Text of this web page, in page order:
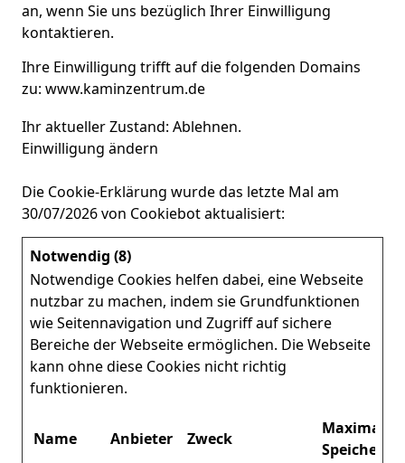
an, wenn Sie uns bezüglich Ihrer Einwilligung
kontaktieren.
Ihre Einwilligung trifft auf die folgenden Domains
zu: www.kaminzentrum.de
Ihr aktueller Zustand: Ablehnen.
Einwilligung ändern
Die Cookie-Erklärung wurde das letzte Mal am
30/07/2026 von Cookiebotaktualisiert:
Notwendig (8)
Notwendige Cookies helfen dabei, eine Webseite
nutzbar zu machen, indem sie Grundfunktionen
wie Seitennavigation und Zugriff auf sichere
Bereiche der Webseite ermöglichen. Die Webseite
kann ohne diese Cookies nicht richtig
funktionieren.
Name Anbieter Zweck
Maximale